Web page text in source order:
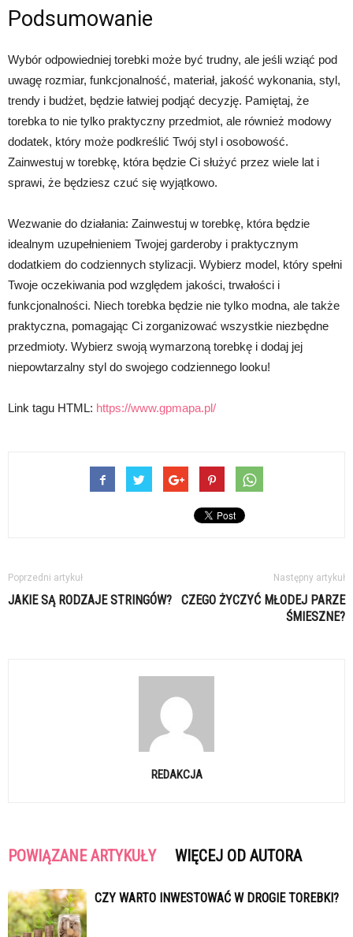
Podsumowanie
Wybór odpowiedniej torebki może być trudny, ale jeśli wziąć pod
uwagę rozmiar, funkcjonalność, materiał, jakość wykonania, styl,
trendy i budżet, będzie łatwiej podjąć decyzję. Pamiętaj, że
torebka to nie tylko praktyczny przedmiot, ale również modowy
dodatek, który może podkreślić Twój styl i osobowość.
Zainwestuj w torebkę, która będzie Ci służyć przez wiele lat i
sprawi, że będziesz czuć się wyjątkowo.
Wezwanie do działania: Zainwestuj w torebkę, która będzie
idealnym uzupełnieniem Twojej garderoby i praktycznym
dodatkiem do codziennych stylizacji. Wybierz model, który spełni
Twoje oczekiwania pod względem jakości, trwałości i
funkcjonalności. Niech torebka będzie nie tylko modna, ale także
praktyczna, pomagając Ci zorganizować wszystkie niezbędne
przedmioty. Wybierz swoją wymarzoną torebkę i dodaj jej
niepowtarzalny styl do swojego codziennego looku!
Link tagu HTML: https://www.gpmapa.pl/
Poprzedni artykuł
JAKIE SĄ RODZAJE STRINGÓW?
Następny artykuł
CZEGO ŻYCZYĆ MŁODEJ PARZE
ŚMIESZNE?
REDAKCJA
POWIĄZANE ARTYKUŁY WIĘCEJ OD AUTORA
CZY WARTO INWESTOWAĆ W DROGIE TOREBKI?